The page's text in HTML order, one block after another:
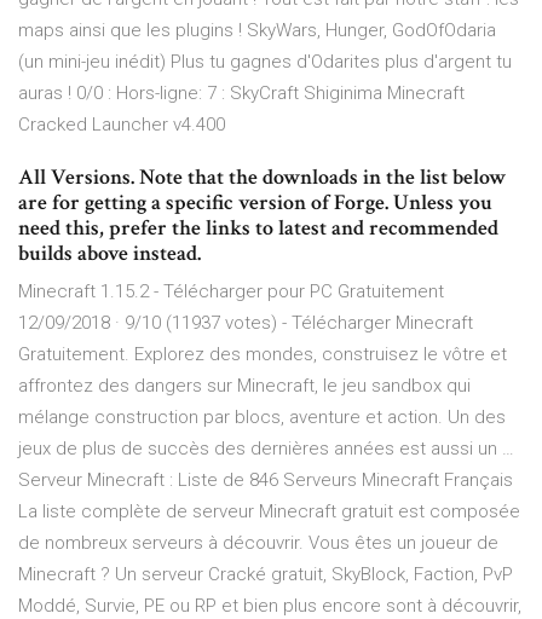
maps ainsi que les plugins ! SkyWars, Hunger, GodOfOdaria
(un mini-jeu inédit) Plus tu gagnes d'Odarites plus d'argent tu
auras ! 0/0 : Hors-ligne: 7 : SkyCraft Shiginima Minecraft
Cracked Launcher v4.400
All Versions. Note that the downloads in the list below
are for getting a specific version of Forge. Unless you
need this, prefer the links to latest and recommended
builds above instead.
Minecraft 1.15.2 - Télécharger pour PC Gratuitement
12/09/2018 · 9/10 (11937 votes) - Télécharger Minecraft
Gratuitement. Explorez des mondes, construisez le vôtre et
affrontez des dangers sur Minecraft, le jeu sandbox qui
mélange construction par blocs, aventure et action. Un des
jeux de plus de succès des dernières années est aussi un …
Serveur Minecraft : Liste de 846 Serveurs Minecraft Français
La liste complète de serveur Minecraft gratuit est composée
de nombreux serveurs à découvrir. Vous êtes un joueur de
Minecraft ? Un serveur Cracké gratuit, SkyBlock, Faction, PvP
Moddé, Survie, PE ou RP et bien plus encore sont à découvrir,